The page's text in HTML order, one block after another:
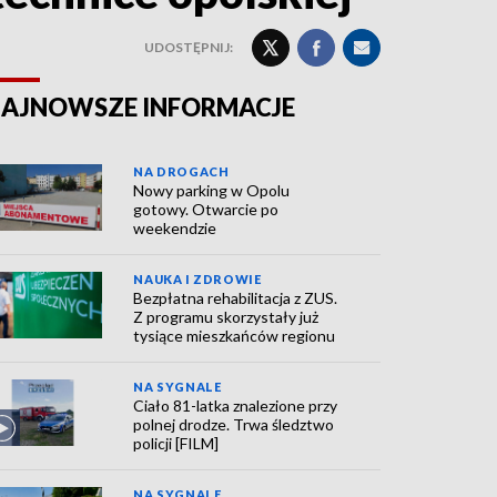
UDOSTĘPNIJ:
INFORMACJE
NA DROGACH
Nowy parking w Opolu
gotowy. Otwarcie po
weekendzie
NAUKA I ZDROWIE
Bezpłatna rehabilitacja z ZUS.
Z programu skorzystały już
tysiące mieszkańców regionu
NA SYGNALE
Ciało 81-latka znalezione przy
polnej drodze. Trwa śledztwo
policji [FILM]